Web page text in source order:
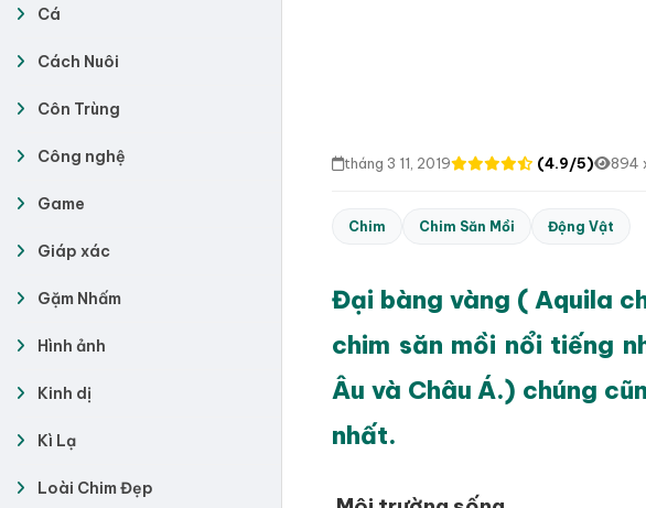
Cá
Cách Nuôi
Côn Trùng
Công nghệ
Game
Giáp xác
Gặm Nhấm
Hình ảnh
Kinh dị
Kì Lạ
Loài Chim Đẹp
tháng 3 11, 2019 (4.9/5) 894
Chim Chim Săn Mồi Động Vật
Đại bàng vàng ( Aquila
chim săn mồi nổi tiếng
Âu và Châu Á.) chúng
nhất.